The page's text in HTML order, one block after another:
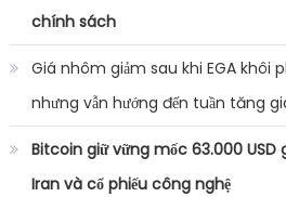
chính sách
Giá nhôm giảm sau khi EGA khôi
nhưng vẫn hướng đến tuần tăng
Bitcoin giữ vững mốc 63.000
Iran và cổ phiếu công nghệ